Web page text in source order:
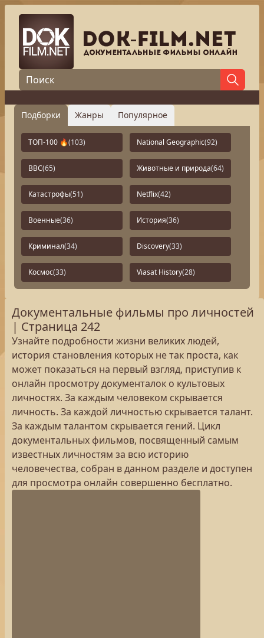
Подборки Жанры Популярное
ТОП-100 🔥(103) National Geographic(92)
BBC(65) Животные и природа(64)
Катастрофы(51) Netflix(42)
Военные(36) История(36)
Криминал(34) Discovery(33)
Космос(33) Viasat History(28)
Документальные фильмы про личностей
| Страница 242
Узнайте подробности жизни великих людей,
история становления которых не так проста, как
может показаться на первый взгляд, приступив к
онлайн просмотру документалок о культовых
личностях. За каждым человеком скрывается
личность. За каждой личностью скрывается талант.
За каждым талантом скрывается гений. Цикл
документальных фильмов, посвященный самым
известных личностям за всю историю
человечества, собран в данном разделе и доступен
для просмотра онлайн совершенно бесплатно.